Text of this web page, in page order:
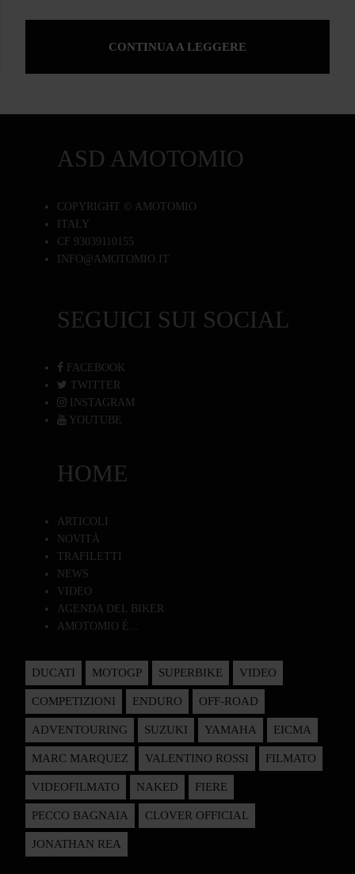
CONTINUA A LEGGERE
ASD AMOTOMIO
COPYRIGHT © AMOTOMIO
ITALY
CF 93039110155
INFO@AMOTOMIO.IT
SEGUICI SUI SOCIAL
FACEBOOK
TWITTER
INSTAGRAM
YOUTUBE
HOME
ARTICOLI
NOVITÀ
TRAFILETTI
NEWS
VIDEO
AGENDA DEL BIKER
AMOTOMIO È...
DUCATI MOTOGP SUPERBIKE VIDEO
COMPETIZIONI ENDURO OFF-ROAD
ADVENTOURING SUZUKI YAMAHA EICMA
MARC MARQUEZ VALENTINO ROSSI FILMATO
VIDEOFILMATO NAKED FIERE
PECCO BAGNAIA CLOVER OFFICIAL
JONATHAN REA